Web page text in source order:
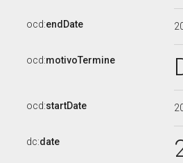
ocd:endDate
ocd:motivoTermine
ocd:startDate
dc:date